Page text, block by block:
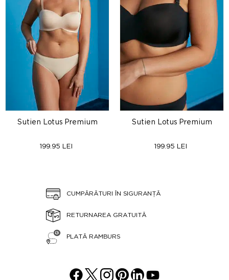
Sutien Lotus Premium
199.95 LEI
Sutien Lotus Premium
199.95 LEI
CUMPĂRĂTURI ÎN SIGURANȚĂ
RETURNAREA GRATUITĂ
PLATĂ RAMBURS